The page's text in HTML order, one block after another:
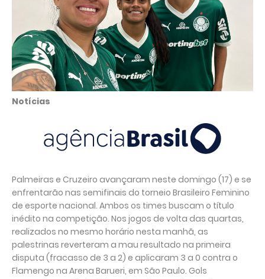
Notícias
Palmeiras e Cruzeiro avançaram neste domingo (17) e se
enfrentarão nas semifinais do torneio Brasileiro Feminino
de esporte nacional. Ambos os times buscam o título
inédito na competição. Nos jogos de volta das quartas,
realizados no mesmo horário nesta manhã, as
palestrinas reverteram a mau resultado na primeira
disputa (fracasso de 3 a 2) e aplicaram 3 a 0 contra o
Flamengo na Arena Barueri, em São Paulo. Gols